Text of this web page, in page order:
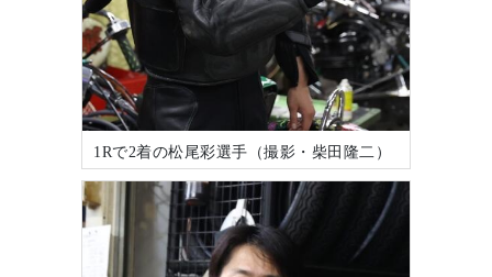
1Rで2着の松尾彩選手（撮影・柴田隆二）